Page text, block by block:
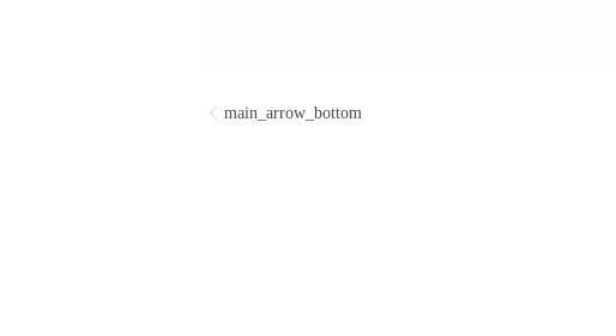
main_arrow_bottom